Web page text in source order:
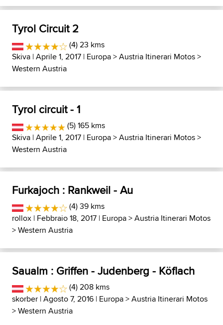
Tyrol Circuit 2
(4) 23 kms
Skiva | Aprile 1, 2017 | Europa>Austria Itinerari Motos>
Western Austria
Tyrol circuit - 1
(5) 165 kms
Skiva | Aprile 1, 2017 | Europa>Austria Itinerari Motos>
Western Austria
Furkajoch : Rankweil - Au
(4) 39 kms
rollox | Febbraio 18, 2017 | Europa>Austria Itinerari Motos
>Western Austria
Saualm : Griffen - Judenberg - Köflach
(4) 208 kms
skorber | Agosto 7, 2016 | Europa>Austria Itinerari Motos
>Western Austria